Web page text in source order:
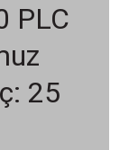
PLC
25